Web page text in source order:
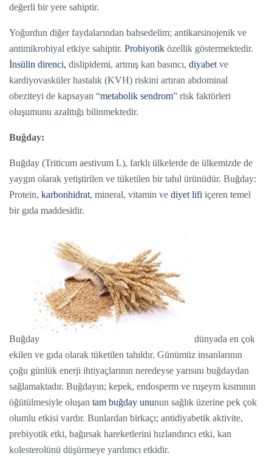
değerli bir yere sahiptir.
Yoğurdun diğer faydalarından bahsedelim; antikarsinojenik ve
antimikrobiyal etkiye sahiptir. Probiyotik özellik göstermektedir.
İnsülin direnci, dislipidemi, artmış kan basıncı, diyabet ve
kardiyovasküler hastalık (KVH) riskini artıran abdominal
obeziteyi de kapsayan “metabolik sendrom” risk faktörleri
oluşumunu azalttığı bilinmektedir.
Buğday:
Buğday (Triticum aestivum L), farklı ülkelerde de ülkemizde de
yaygın olarak yetiştirilen ve tüketilen bir tahıl ürünüdür. Buğday:
Protein, karbonhidrat, mineral, vitamin ve diyet lifi içeren temel
bir gıda maddesidir.
Buğday
dünyada en çok
ekilen ve gıda olarak tüketilen tahıldır. Günümüz insanlarının
çoğu günlük enerji ihtiyaçlarının neredeyse yarısını buğdaydan
sağlamaktadır. Buğdayın; kepek, endosperm ve ruşeym kısmının
öğütülmesiyle oluşan tam buğday ununun sağlık üzerine pek çok
olumlu etkisi vardır. Bunlardan birkaçı; antidiyabetik aktivite,
prebiyotik etki, bağırsak hareketlerini hızlandırıcı etki, kan
kolesterolünü düşürmeye yardımcı etkidir.